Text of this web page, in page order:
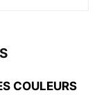
COULEURS